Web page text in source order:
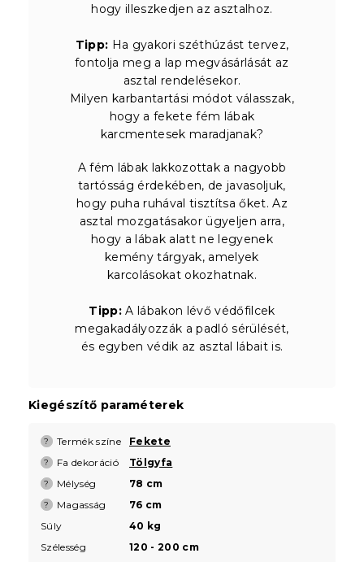
hogy illeszkedjen az asztalhoz.
Tipp: Ha gyakori széthúzást tervez,
fontolja meg a lap megvásárlását az
asztal rendelésekor.
Milyen karbantartási módot válasszak,
hogy a fekete fém lábak
karcmentesek maradjanak?
A fém lábak lakkozottak a nagyobb
tartósság érdekében, de javasoljuk,
hogy puha ruhával tisztítsa őket. Az
asztal mozgatásakor ügyeljen arra,
hogy a lábak alatt ne legyenek
kemény tárgyak, amelyek
karcolásokat okozhatnak.
Tipp: A lábakon lévő védőfilcek
megakadályozzák a padló sérülését,
és egyben védik az asztal lábait is.
Kiegészítő paraméterek
? Termék színe Fekete
? Fa dekoráció Tölgyfa
? Mélység 78 cm
? Magasság
76 cm
Súly
40 kg
Szélesség
120 - 200 cm